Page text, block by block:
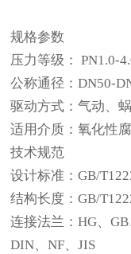
规格参数
压力等级：
PN1.0-
公称通径：DN50-
驱动方式：气动、
适用介质：氧化性腐
技术规范
设计标准：GB/
结构长度：GB/
连接法兰：HG、GB
DIN、NF、JIS